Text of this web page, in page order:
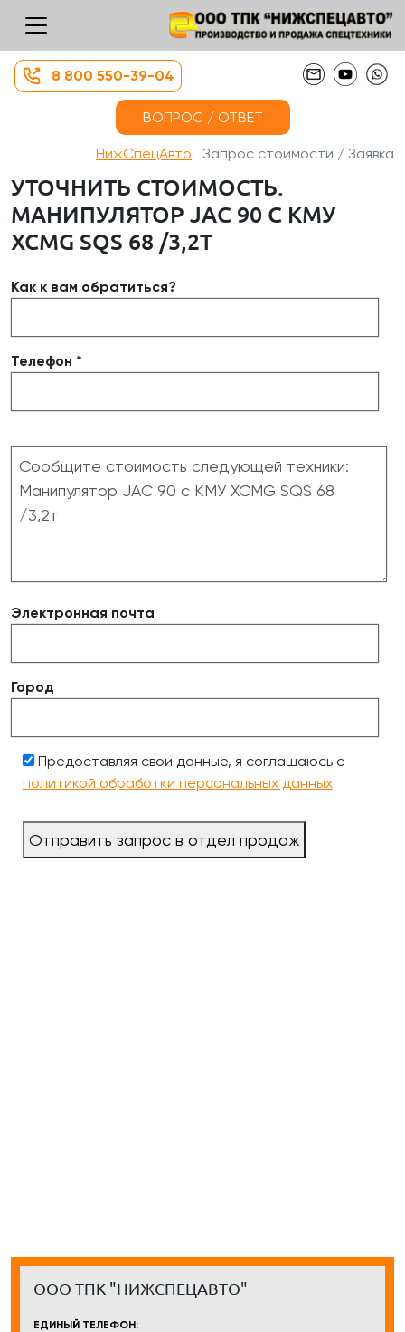
8 800 550-39-04
ВОПРОС / ОТВЕТ
НижСпецАвто Запрос стоимости / Заявка
УТОЧНИТЬ СТОИМОСТЬ.
МАНИПУЛЯТОР JAC 90 С КМУ
XCMG SQS 68 /3,2Т
Как к вам обратиться?
Телефон *
Электронная почта
Город
Предоставляя свои данные, я соглашаюсь с
политикой обработки персональных данных
Отправить запрос в отдел продаж
ООО ТПК "НИЖСПЕЦАВТО"
ЕДИНЫЙ ТЕЛЕФОН: